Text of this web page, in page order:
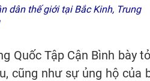
dân thế giới tại Bắc Kinh, Trung
Quốc Tập Cận Bình bày
cũng như sự ủng hộ của